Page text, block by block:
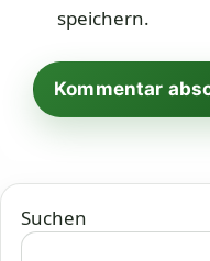
speichern.
Suchen